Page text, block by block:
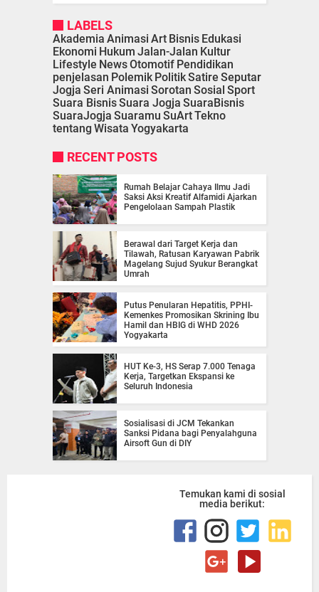
LABELS
Akademia Animasi Art Bisnis Edukasi
Ekonomi Hukum Jalan-Jalan Kultur
Lifestyle NewsOtomotif Pendidikan
penjelasan Polemik PolitikSatire Seputar
Jogja Seri Animasi Sorotan Sosial Sport
Suara BisnisSuara Jogja SuaraBisnis
SuaraJogja Suaramu SuArtTekno
tentang Wisata Yogyakarta
RECENT POSTS
Rumah Belajar Cahaya Ilmu Jadi
Saksi Aksi Kreatif Alfamidi Ajarkan
Pengelolaan Sampah Plastik
Berawal dari Target Kerja dan
Tilawah, Ratusan Karyawan Pabrik
Magelang Sujud Syukur Berangkat
Umrah
Putus Penularan Hepatitis, PPHI-
Kemenkes Promosikan Skrining Ibu
Hamil dan HBIG di WHD 2026
Yogyakarta
HUT Ke-3, HS Serap 7.000 Tenaga
Kerja, Targetkan Ekspansi ke
Seluruh Indonesia
Sosialisasi di JCM Tekankan
Sanksi Pidana bagi Penyalahguna
Airsoft Gun di DIY
Temukan kami di sosial
media berikut: